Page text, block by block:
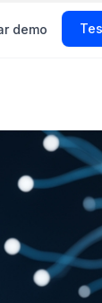
Agendar demo